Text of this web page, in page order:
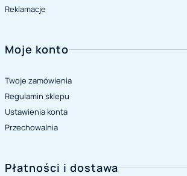
Reklamacje
Moje konto
Twoje zamówienia
Regulamin sklepu
Ustawienia konta
Przechowalnia
Płatności i dostawa